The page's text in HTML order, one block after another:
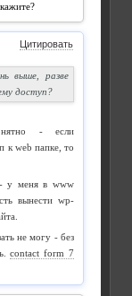
Цитировать
выше, разве
доступ?
- если
к web папке, то
- у меня в www
вынести wp-
не могу - без
contact form 7